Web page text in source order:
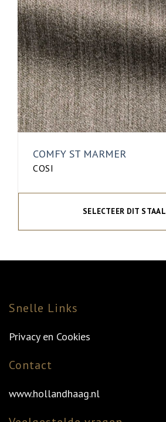
COMFY ST MARMER
COSI
SELECTEER DIT STAAL
Snelle Links
Privacy en Cookies
Contact
www.hollandhaag.nl